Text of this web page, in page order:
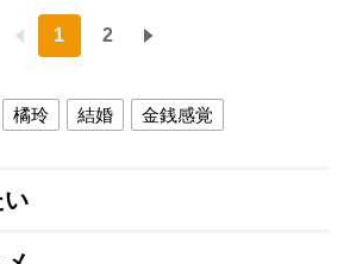
1 2
橘玲 結婚 金銭感覚
い